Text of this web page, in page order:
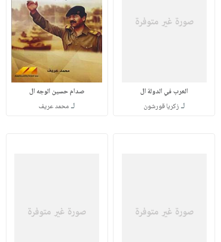
العرب في الدولة ال
لـ زكريا قورشون
صدام حسين الوجه ال
لـ محمد عريف